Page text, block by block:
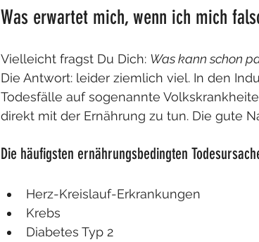
Was erwartet mich, wenn ich mich
Vielleicht fragst Du Dich: Was kann schon
Die Antwort: leider ziemlich viel. In den
Todesfälle auf sogenannte
direkt mit der Ernährung zu tun. Die gute
Die häufigsten ernährungsbedingten
Herz-Kreislauf-Erkrankungen
Krebs
Diabetes Typ 2